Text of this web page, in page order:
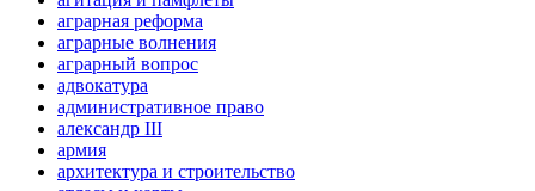
аграрная реформа
аграрные волнения
аграрный вопрос
адвокатура
административное право
александр III
армия
архитектура и строительство